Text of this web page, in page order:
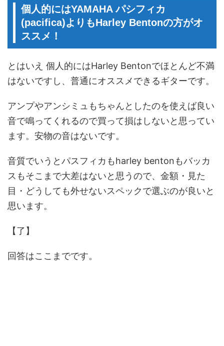
個人的にはYAMAHA パシフィカ
(pacifica)よりもHarley Bentonの方がオ
ススメ！
とはいえ 個人的にはHarley Bentonでほとんど不満
はないですし、普通にオススメできるギターです。
アンプやアンシミュもちゃんとしたのを使えば良い
音で鳴ってくれるので買って損はしないと思ってい
ます。安物の音はないです。
音質でいうとパスフィカもharley bentonもバッカ
スもそこまで大差はないと思うので、金額・見た
目・どうしても外せないスペックで選ぶのが良いと
思います。
【了】
回答はここまでです。